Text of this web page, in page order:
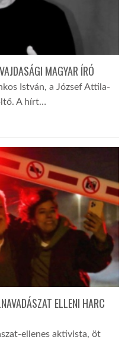
MAGYAR ÍRÓ
István, a József Attila-
A hírt…
ELLENI HARC
ellenes aktivista, öt